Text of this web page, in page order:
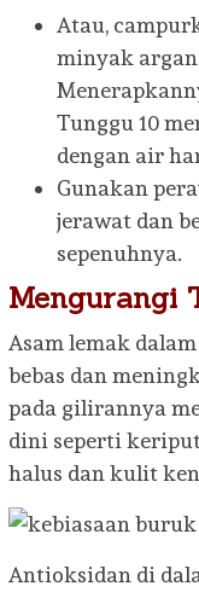
Atau,
minyak
Tunggu 10
dengan air
Gunakan
jerawat dan
sepenuhnya.
Mengurangi
Asam lemak
bebas dan
pada gilirannya
dini seperti
halus dan kulit
Antioksidan di